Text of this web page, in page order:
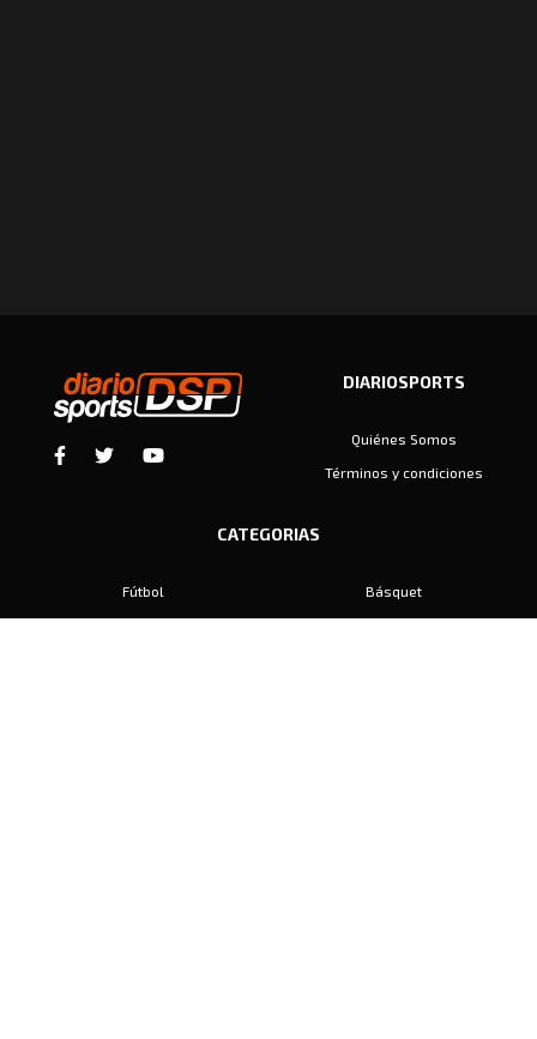
DIARIOSPORTS
Quiénes Somos
Términos y condiciones
CATEGORIAS
Fútbol
Básquet